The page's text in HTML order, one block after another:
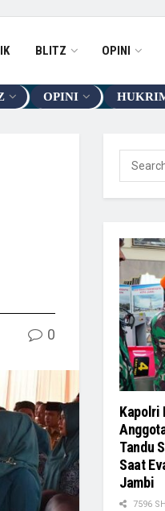
BLITZ OPINI
OPINI
0
Kapolri
Tandu
Saat
Jambi
7596